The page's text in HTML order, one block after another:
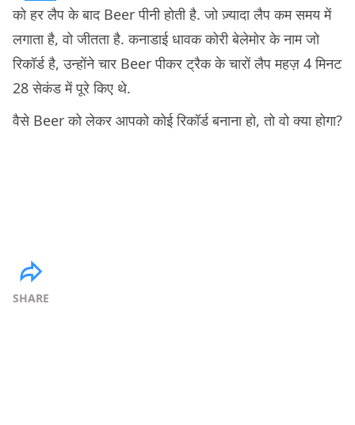
को हर लैप के बाद Beer पीनी होती है. जो ज़्यादा लैप कम समय में
लगाता है, वो जीतता है. कनाडाई धावक कोरी बेलेमोर के नाम जो
रिकॉर्ड है, उन्होंने चार Beer पीकर ट्रैक के चारों लैप महज़ 4 मिनट
28 सेकंड में पूरे किए थे.
वैसे Beer को लेकर आपको कोई रिकॉर्ड बनाना हो, तो वो क्या होगा?
SHARE